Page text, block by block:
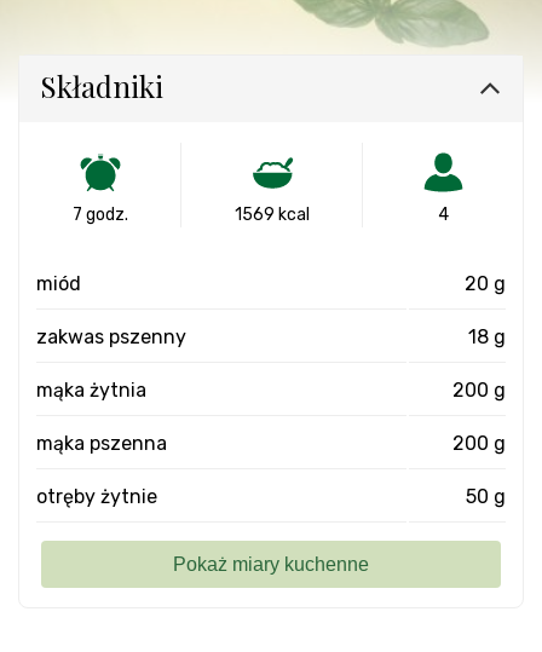
Składniki
7 godz. 1569 kcal 4
miód 20 g
zakwas pszenny 18 g
mąka żytnia 200 g
mąka pszenna 200 g
otręby żytnie 50 g